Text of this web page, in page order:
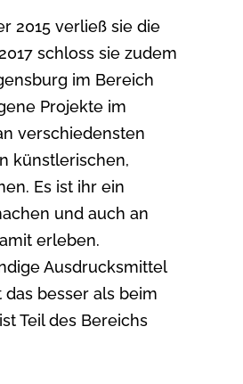
2015 verließ sie die
schloss sie zudem
im Bereich
Projekte im
verschiedensten
künstlerischen,
Es ist ihr ein
und auch an
erleben.
Ausdrucksmittel
besser als beim
Teil des Bereichs